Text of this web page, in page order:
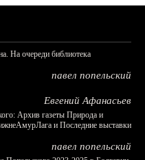
На очереди библиотека
павел попельский
Евгений Афанасьев
Архив газеты Природа и
и Последние выставки
павел попельский